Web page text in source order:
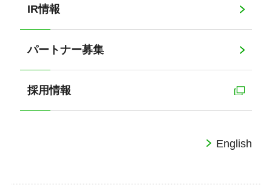
IR情報
パートナー募集
採用情報
English